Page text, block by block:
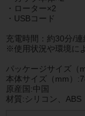
・ローター×2
・USBコード
充電時間：約30分/
※使用状況や環境に
パッケージサイズ（
本体サイズ（mm）
原産国:中国
材質:シリコン、ABS